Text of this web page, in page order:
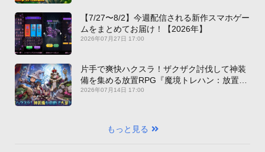
【7/27〜8/2】今週配信される新作スマホゲー
ムをまとめてお届け！【2026年】
2026年07月27日 17:00
片手で爽快ハクスラ！ザクザク討伐して神装
備を集める放置RPG『魔境トレハン：放置で
神装備』【最新作PICKUP】
2026年07月14日 17:00
もっと見る